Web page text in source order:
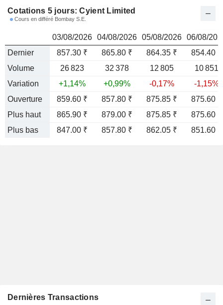
Cotations 5 jours: Cyient Limited
Cours en différé Bombay S.E.
03/08/2026 04/08/2026 05/08/2026 06/08/
Dernier
857.30 ₹ 865.80 ₹ 864.35 ₹
854.40 ₹
Volume
26 823 32 378 12 805
10 851
Variation
+1,14% +0,99% -0,17%
-1,15%
Ouverture
859.60 ₹ 857.80 ₹ 875.85 ₹
875.60 ₹
Plus haut
865.90 ₹ 879.00 ₹ 875.85 ₹
875.60 ₹
Plus bas
847.00 ₹ 857.80 ₹ 862.05 ₹ 851.60 ₹
Dernières Transactions